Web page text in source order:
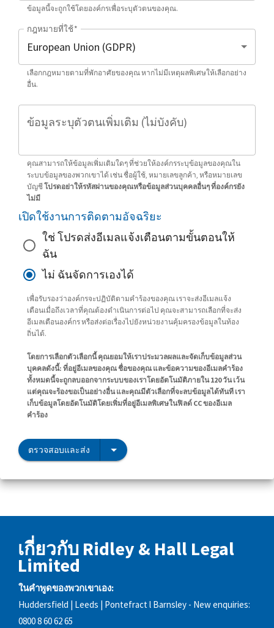
ข้อมูลนี้จะถูกใช้โดยองค์กรเพื่อระบุตัวตนของคุณ.
กฎหมายที่ใช้*
เลือกกฎหมายตามที่พักอาศัยของคุณ หากไม่มีเหตุผลพิเศษให้เลือกอย่าง
อื่น.
ข้อมูลระบุตัวตนเพิ่มเติม (ไม่บังคับ)
คุณสามารถให้ข้อมูลเพิ่มเติมใดๆ ที่ช่วยให้องค์กรระบุข้อมูลของคุณใน
ระบบข้อมูลของพวกเขาได้ เช่น ชื่อผู้ใช้, หมายเลขลูกค้า, หรือหมายเลข
บัญชีโปรดอย่าให้รหัสผ่านของคุณหรือข้อมูลส่วนบุคคลอื่นๆ ที่องค์กรยัง
ไม่มี
เปิดใช้งานการติดตามอัจฉริยะ
ใช่ โปรดส่งอีเมลแจ้งเตือนตามขั้นตอนให้
ฉัน
ไม่ ฉันจัดการเองได้
เพื่อรับรองว่าองค์กรจะปฏิบัติตามคำร้องของคุณ เราจะส่งอีเมลแจ้ง
เตือนเมื่อถึงเวลาที่คุณต้องดำเนินการต่อไป คุณจะสามารถเลือกที่จะส่ง
อีเมลเตือนองค์กร หรือส่งต่อเรื่องไปยังหน่วยงานคุ้มครองข้อมูลในท้อง
ถิ่นได้.
โดยการเลือกตัวเลือกนี้ คุณยอมให้เราประมวลผลและจัดเก็บข้อมูลส่วน
บุคคลดังนี้: ที่อยู่อีเมลของคุณ ชื่อของคุณ และข้อความของอีเมลคำร้อง
ทั้งหมดนี้จะถูกลบออกจากระบบของเราโดยอัตโนมัติภายใน 120 วัน เว้น
แต่คุณจะร้องขอเป็นอย่างอื่น และคุณมีตัวเลือกที่จะลบข้อมูลได้ทันที เรา
เก็บข้อมูลโดยอัตโนมัติโดยเพิ่มที่อยู่อีเมลพิเศษในฟิลด์ CC ของอีเมล
คำร้อง
ตรวจสอบและส่ง
เกี่ยวกับ Ridley & Hall Legal
Limited
ในคำพูดของพวกเขาเอง:
Huddersfield | Leeds | Pontefract l Barnsley - New enquiries:
0800 8 60 62 65